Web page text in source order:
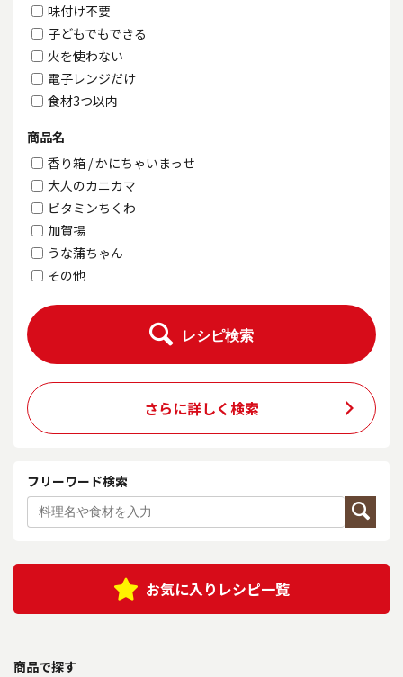
味付け不要
子どもでもできる
火を使わない
電子レンジだけ
食材3つ以内
商品名
香り箱 / かにちゃいまっせ
大人のカニカマ
ビタミンちくわ
加賀揚
うな蒲ちゃん
その他
レシピ検索
さらに詳しく検索
フリーワード検索
お気に入りレシピ一覧
商品で探す